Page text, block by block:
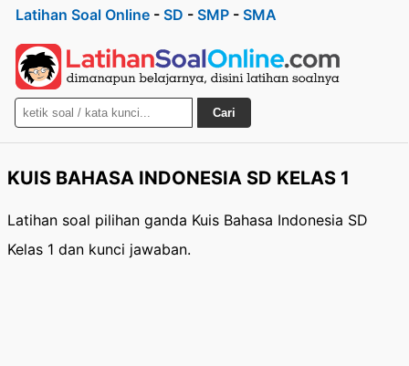
Latihan Soal Online - SD - SMP - SMA
Cari
KUIS BAHASA INDONESIA SD KELAS 1
Latihan soal pilihan ganda Kuis Bahasa Indonesia SD
Kelas 1 dan kunci jawaban.